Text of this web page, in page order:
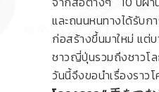
และถนนหนทางได้รับ
ก่อสร้างขึ้นมาใหม่ แต่
ชาวญี่ปุ่นรวมถึงชาวโล
วันนี้จึงขอนำเรื่องราว